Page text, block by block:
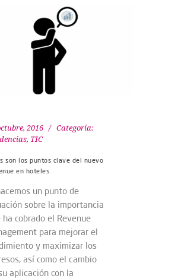
2016
Categoría:
, TIC
son los puntos clave del nuevo
en hoteles
un punto de
sobre la importancia
ha cobrado el Revenue
para mejorar el
y maximizar los
así como el cambio
aplicación con la